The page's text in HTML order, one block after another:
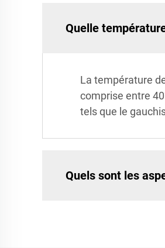
Quelle
La température
comprise entre
tels que le
Quels sont les